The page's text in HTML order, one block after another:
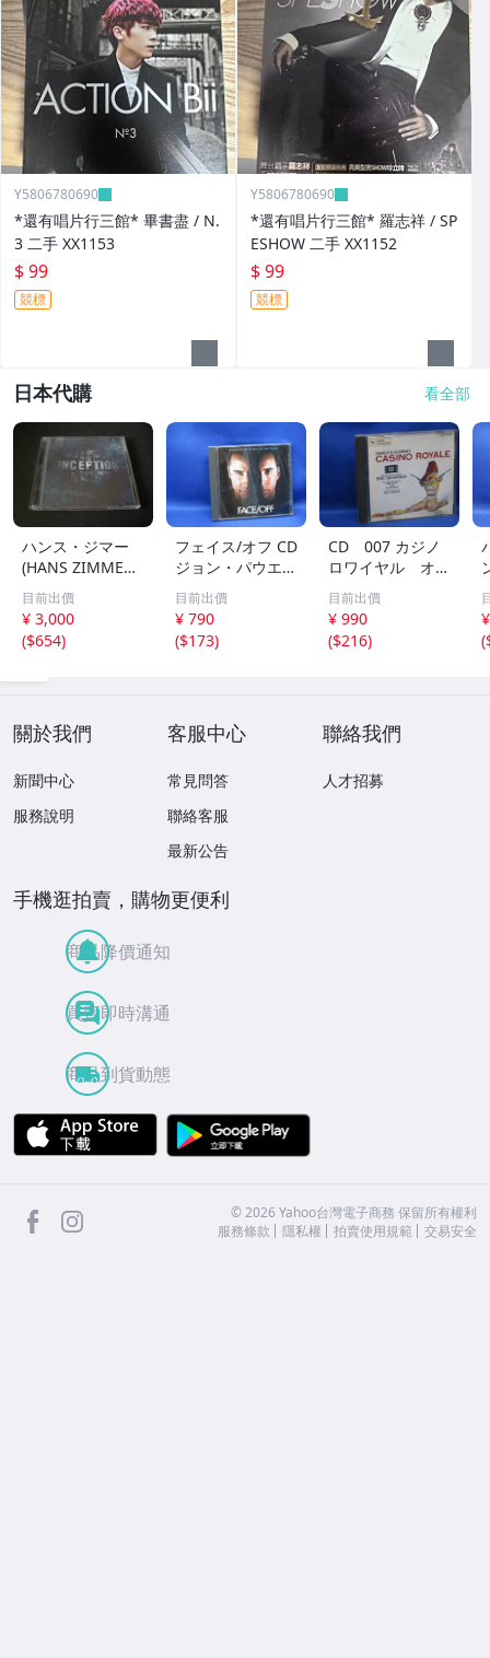
Y5806780690
*還有唱片行三館* 畢書盡 / N.
3 二手 XX1153
$ 99
競標
Y5806780690
*還有唱片行三館* 羅志祥 / SP
ESHOW 二手 XX1152
$ 99
競標
日本代購 看全部
ハンス・ジマー
(HANS ZIMMER)
映画「インセプシ
ョン (完全盤)」(I
NCEPTION) サウ
ンドトラック (2
目前出價
¥ 3,000
($654)
フェイス/オフ CD
ジョン・パウエル
FACE/OFF JOHN
POWELL プロデ
ュース:ハンス・
ジマー HANS ZI
目前出價
¥ 790
($173)
CD 007 カジノ
ロワイヤル オリ
ジナルサウンドト
ラック 70412
目前出價
¥ 990
($216)
(
關於我們
新聞中心
服務說明
客服中心
常見問答
聯絡客服
最新公告
聯絡我們
人才招募
手機逛拍賣，購物更便利
商品降價通知
買賣即時溝通
商品到貨動態
APP Store
facebook ©2026 Yahoo台灣電子商務 保留所有權利
服務條款
隱私權 拍賣使用規範 交易安全